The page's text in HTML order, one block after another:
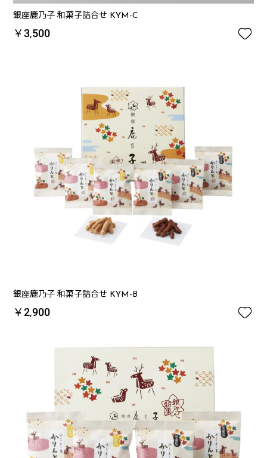
銀座鹿乃子 和菓子詰合せ KYM-C
￥3,500 
銀座鹿乃子 和菓子詰合せ KYM-B
￥2,900 